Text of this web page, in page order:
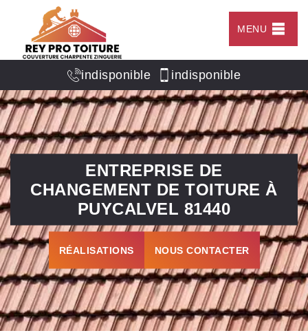
MENU
indisponible indisponible
ENTREPRISE DE
CHANGEMENT DE TOITURE À
PUYCALVEL 81440
RÉALISATIONS NOUS CONTACTER